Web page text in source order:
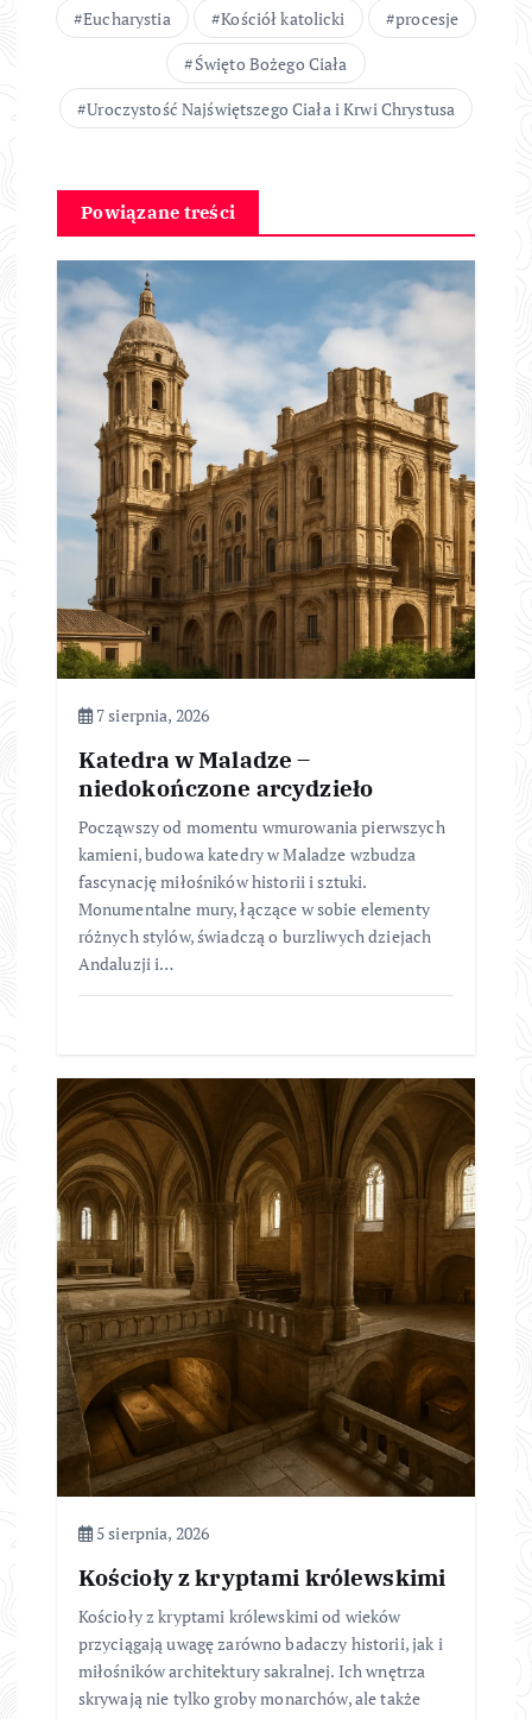
Eucharystia Kościół katolicki
procesje
Święto Bożego Ciała
Uroczystość Najświętszego Ciała i Krwi Chrystusa
Powiązane treści
7 sierpnia, 2026
Katedra w Maladze –
niedokończone arcydzieło
Począwszy od momentu wmurowania pierwszych
kamieni, budowa katedry w Maladze wzbudza
fascynację miłośników historii i sztuki.
Monumentalne mury, łączące w sobie elementy
różnych stylów, świadczą o burzliwych dziejach
Andaluzji i…
5 sierpnia, 2026
Kościoły z kryptami królewskimi
Kościoły z kryptami królewskimi od wieków
przyciągają uwagę zarówno badaczy historii, jak i
miłośników architektury sakralnej. Ich wnętrza
skrywają nie tylko groby monarchów, ale także